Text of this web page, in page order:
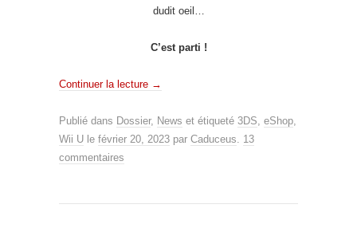
dudit oeil…
C’est parti !
Continuer la lecture →
Publié dans Dossier, News et étiqueté 3DS eShop
Wii U le février 20, 2023 par Caduceus
13
commentaires